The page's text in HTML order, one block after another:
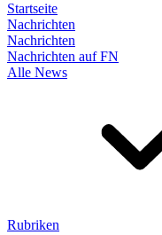
Startseite
Nachrichten
Nachrichten
Nachrichten auf FN
Alle News
Rubriken